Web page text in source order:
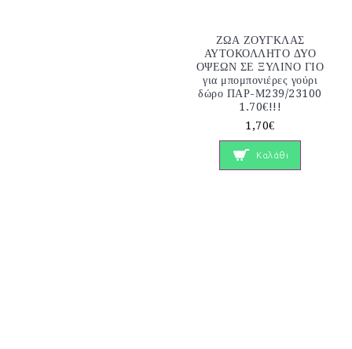
ΖΩΑ ΖΟΥΓΚΛΑΣ
ΑΥΤΟΚΟΛΛΗΤΟ ΔΥΟ
ΟΨΕΩΝ ΣΕ ΞΥΛΙΝΟ ΓΙΟ
για μπομπονιέρες γούρι
δώρο ΠΑΡ-Μ239/23100
1.70€!!!
1,70€
Καλάθι